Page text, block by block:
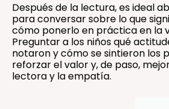
Después de la lectura, es ideal
para conversar sobre lo que
cómo ponerlo en práctica en la
Preguntar a los niños qué
notaron y cómo se sintieron los
reforzar el valor y, de paso,
lectora y la empatía.